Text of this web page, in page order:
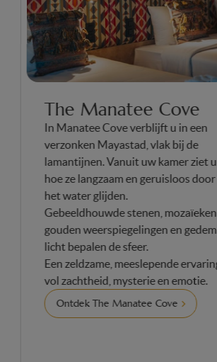
The Manatee Cove
In Manatee Cove verblijft u in een
verzonken Mayastad, vlak bij de
lamantijnen.Vanuit uw kamer ziet
hoe ze langzaam en geruisloos
het water glijden.
Gebeeldhouwde stenen,
gouden weerspiegelingen en
licht bepalen de sfeer.
Een zeldzame, meeslepende
vol zachtheid, mysterie en emotie.
Ontdek The Manatee Cove